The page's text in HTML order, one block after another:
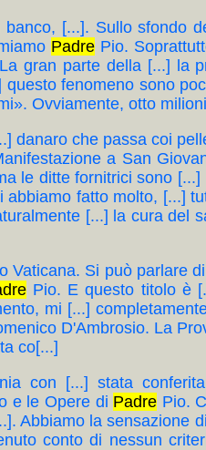
[...]. Sullo sfondo
Padre Pio.
gran parte della [...] la
fenomeno sono
Ovviamente, otto
danaro che passa coi
a San
le ditte fornitrici sono
abbiamo fatto molto, [...]
[...] la cura del
Vaticana. Si può parlare
Pio. E questo titolo è
mi [...]
D'Ambrosio. La
co[...]
con [...] stata
e le Opere di Padre Pio.
Abbiamo la sensazione
conto di nessun